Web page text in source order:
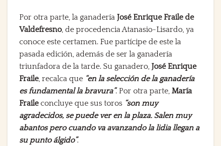
Por otra parte, la ganadería José Enrique Fraile de
Valdefresno, de procedencia Atanasio-Lisardo, ya
conoce este certamen. Fue partícipe de este la
pasada edición, además de ser la ganadería
triunfadora de la tarde. Su ganadero, José Enrique
Fraile, recalca que “en la selección de la ganadería
es fundamental la bravura”. Por otra parte, María
Fraileconcluye que sus toros “son muy
agradecidos, se puede ver en la plaza. Salen muy
abantos pero cuando va avanzando la lidia llegan a
su punto álgido”.